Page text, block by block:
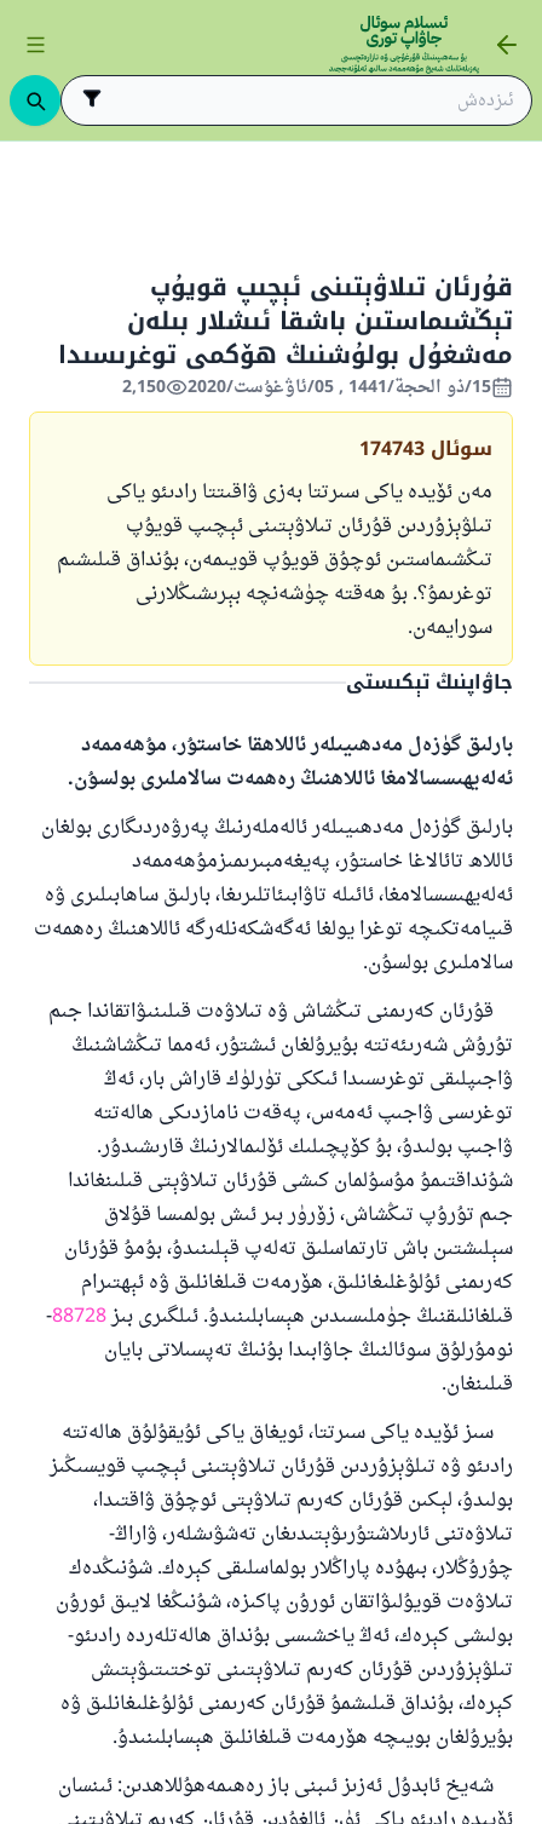
قۇرئان تىلاۋېتىنى ئېچىپ قويۇپ
تېڭشىماستىن باشقا ئىشلار بىلەن
مەشغۇل بولۇشنىڭ ھۆكمى توغرىسىدا
15/ذو الحجة/1441 , 05/ئاۋغۇست/2020 2,150
سوئال 174743
مەن ئۆيدە ياكى سىرتتا بەزى ۋاقىتتا رادىئو ياكى
تىلۋېزۇردىن قۇرئان تىلاۋېتىنى ئېچىپ قويۇپ
تىڭشىماستىن ئوچۇق قويۇپ قويىمەن، بۇنداق قىلىشىم
توغرىمۇ؟. بۇ ھەقتە چۈشەنچە بېرىشىڭلارنى
سورايمەن.
جاۋاپنىڭ تېكىستى
بارلىق گۈزەل مەدھىيىلەر ئاللاھقا خاستۇر، مۇھەممەد
ئەلەيھىسسالامغا ئاللاھنىڭ رەھمەت سالاملىرى بولسۇن.
بارلىق گۈزەل مەدھىيىلەر ئالەملەرنىڭ پەرۋەردىگارى بولغان
ئاللاھ تائالاغا خاستۇر، پەيغەمبىرىمىزمۇھەممەد
ئەلەيھىسسالامغا، ئائىلە تاۋابىئاتلىرىغا، بارلىق ساھابىلىرى ۋە
قىيامەتكىچە توغرا يولغا ئەگەشكەنلەرگە ئاللاھنىڭ رەھمەت
سالاملىرى بولسۇن.
قۇرئان كەرىمنى تىڭشاش ۋە تىلاۋەت قىلىنىۋاتقاندا جىم
تۇرۇش شەرىئەتتە بۇيرۇلغان ئىشتۇر، ئەمما تىڭشاشنىڭ
ۋاجىپلىقى توغرىسىدا ئىككى تۈرلۈك قاراش بار، ئەڭ
توغرىسى ۋاجىپ ئەمەس، پەقەت نامازدىكى ھالەتتە
ۋاجىپ بولىدۇ، بۇ كۆپچىلىك ئۆلىمالارنىڭ قارىشىدۇر.
شۇنداقتىمۇ مۇسۇلمان كىشى قۇرئان تىلاۋېتى قىلىنغاندا
جىم تۇرۇپ تىڭشاش، زۆرۈر بىر ئىش بولمىسا قۇلاق
سېلىشتىن باش تارتماسلىق تەلەپ قېلىنىدۇ، بۇمۇ قۇرئان
كەرىمنى ئۇلۇغلىغانلىق، ھۆرمەت قىلغانلىق ۋە ئېھتىرام
قىلغانلىقنىڭ جۈملىسىدىن ھېسابلىنىدۇ. ئىلگىرى بىز88728
-
نومۇرلۇق سوئالنىڭ جاۋابىدا بۇنىڭ تەپسىلاتى بايان
قىلىنغان.
سىز ئۆيدە ياكى سىرتتا، ئويغاق ياكى ئۇيقۇلۇق ھالەتتە
رادىئو ۋە تىلۋېزۇردىن قۇرئان تىلاۋېتىنى ئېچىپ قويسىڭىز
بولىدۇ، لېكىن قۇرئان كەرىم تىلاۋېتى ئوچۇق ۋاقتىدا،
تىلاۋەتنى ئارىلاشتۇرىۋېتىدىغان تەشۋىشلەر، ۋاراڭ-
چۇرۇڭلار، بىھۇدە پاراڭلار بولماسلىقى كېرەك. شۇنىڭدەك
تىلاۋەت قويۇلىۋاتقان ئورۇن پاكىزە، شۇنىڭغا لايىق ئورۇن
بولىشى كېرەك، ئەڭ ياخشىسى بۇنداق ھالەتلەردە رادىئو-
تىلۋېزۇردىن قۇرئان كەرىم تىلاۋېتىنى توختىتىۋېتىش
كېرەك، بۇنداق قىلىشمۇ قۇرئان كەرىمنى ئۇلۇغلىغانلىق ۋە
بۇيرۇلغان بويىچە ھۆرمەت قىلغانلىق ھېسابلىنىدۇ.
شەيخ ئابدۇل ئەزىز ئىبنى باز رەھىمەھۇللاھدىن: ئىنسان
110845 - نومۇرلۇق سوئالنىڭ جاۋابى
ئائىلىنى ساقلاپ قالدى
ئۇممەتكە جاۋاپ بېرىشىمىزگە ياردەم قىلىڭ
پەيغەمبەرئەلەيھىسسالام مۇنداق دېگەن:
ياخشىلىققا باشلارپ قويغان كىشى قىلغۇچىغا
ئوخشاش ساۋاپقا ئېرىشىدۇ
مۇسلىم رىۋايەت قىلغان (1893) ھەدىس
ئىئائە